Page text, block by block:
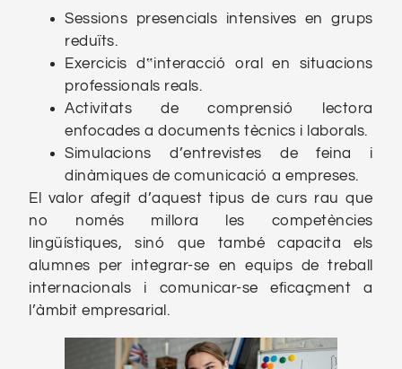
Sessions presencials intensives en grups
reduïts.
Exercicis d‟interacció oral en situacions
professionals reals.
Activitats de comprensió lectora
enfocades a documents tècnics i laborals.
Simulacions d’entrevistes de feina i
dinàmiques de comunicació a empreses.
El valor afegit d’aquest tipus de curs rau que
no només millora les competències
lingüístiques, sinó que també capacita els
alumnes per integrar-se en equips de treball
internacionals i comunicar-se eficaçment a
l’àmbit empresarial.